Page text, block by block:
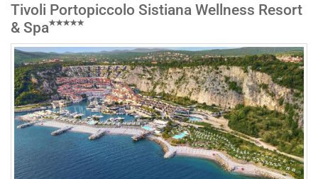
Tivoli Portopiccolo Sistiana Wellness Resort
& Spa